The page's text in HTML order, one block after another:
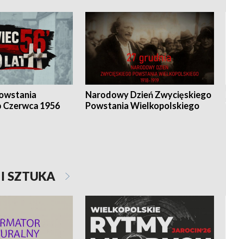
1956
Narodowy Dzień Zwycięskiego
Powstania Wielkopolskiego
SZTUKA